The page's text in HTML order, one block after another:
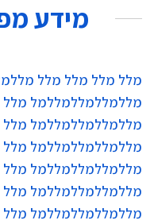
מידע
מלל מלל מלל מלל
מללמללמללמללמל
מללמללמללמללמל
מללמללמללמללמל
מללמללמללמללמל
מללמללמללמללמל
מללמללמללמללמל